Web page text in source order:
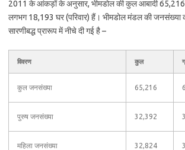
2011 के आंकड़ों के अनुसार, भीमडोल की कुल आबादी
लगभग 18,193 घर (परिवार) हैं। भीमडोल मंडल की जनसंख्या
सारणीबद्ध प्रारूप में नीचे दी गई है –
विवरण कुल
कुल जनसंख्या 65,216
पुरुष जनसंख्या 32,392
महिला जनसंख्या 32,824